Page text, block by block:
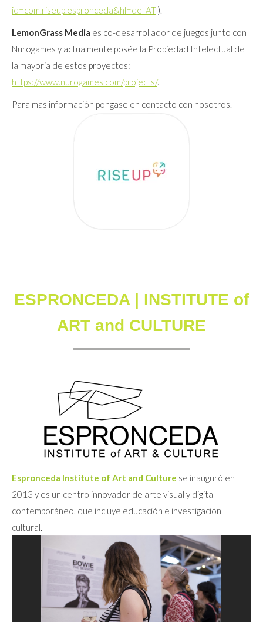
id=com.riseup.espronceda&hl=de_AT).
LemonGrass Media es co-desarrollador de juegos junto con
Nurogames y actualmente posée la Propiedad Intelectual de
la mayoria de estos proyectos:
https://www.nurogames.com/projects/.
Para mas información pongase en contacto con nosotros.
ESPRONCEDA | INSTITUTE of
ART and CULTURE
Espronceda Institute of Art and Culture se inauguró en
2013 y es un centro innovador de arte visual y digital
contemporáneo, que incluye educación e investigación
cultural.